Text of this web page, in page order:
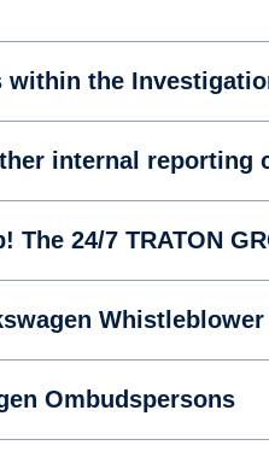
within the
internal reporting
The 24/7 TRATON
Ombudspersons